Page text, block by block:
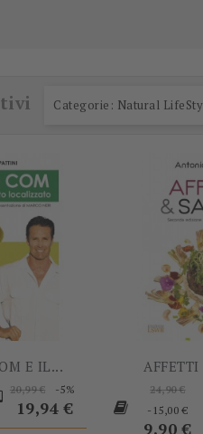
Categorie: Natural
E IL...
Prezzo
base
20,99 € -5%
19,94 €
Prezzo
base
24,90 €
-15,00 €
9,90 €